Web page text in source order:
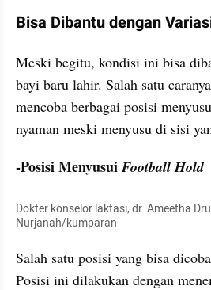
Bisa Dibantu dengan
Meski begitu, kondisi ini bisa
bayi baru lahir. Salah satu
mencoba berbagai posisi
nyaman meski menyusu di sisi
-Posisi Menyusui Football Hold
Dokter konselor laktasi, dr. Ameetha
Nurjanah/kumparan
Salah satu posisi yang bisa
Posisi ini dilakukan dengan